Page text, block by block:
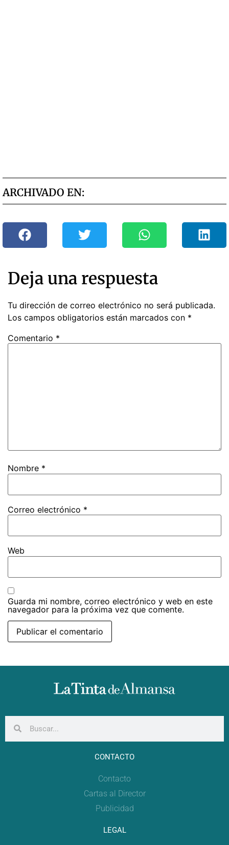
ARCHIVADO EN:
Deja una respuesta
Tu dirección de correo electrónico no será publicada.
Los campos obligatorios están marcados con *
Comentario *
Nombre *
Correo electrónico *
Web
Guarda mi nombre, correo electrónico y web en este
navegador para la próxima vez que comente.
CONTACTO
Contacto
Cartas al Director
Publicidad
LEGAL